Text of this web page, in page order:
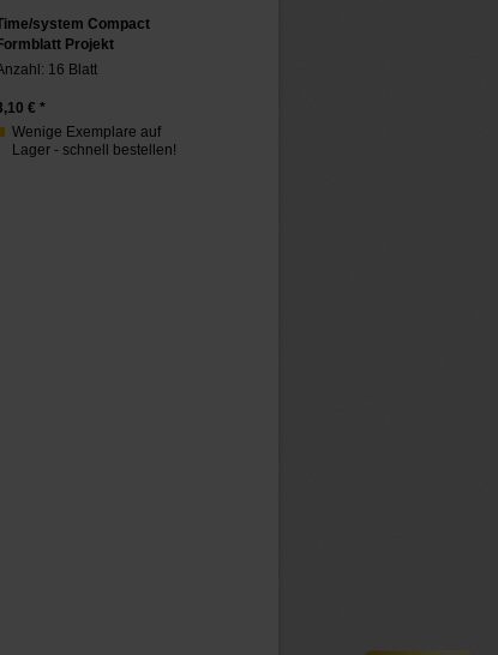
system Compact
Projekt
16 Blatt
€ *
Wenige Exemplare auf
Lager - schnell bestellen!